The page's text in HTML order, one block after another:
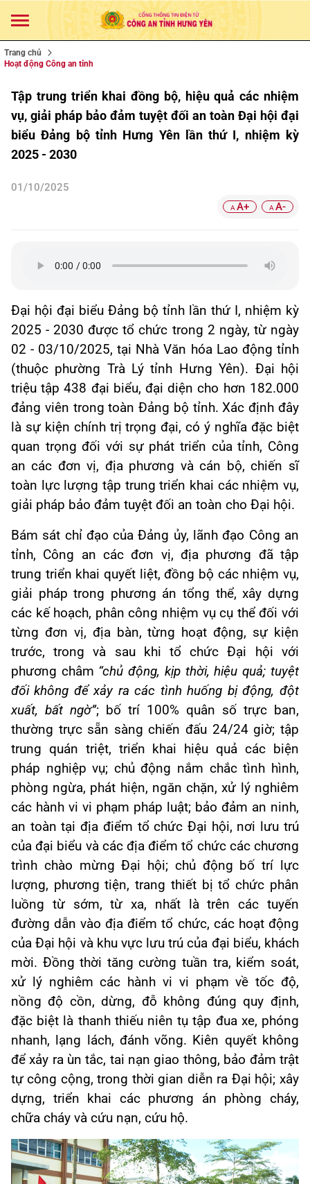
Trang chủ
Hoạt động Công an tỉnh
Tập trung triển khai đồng bộ, hiệu quả các nhiệm
vụ, giải pháp bảo đảm tuyệt đối an toàn Đại hội đại
biểu Đảng bộ tỉnh Hưng Yên lần thứ I, nhiệm kỳ
2025 - 2030
01/10/2025
A A+ A A-
Đại hội đại biểu Đảng bộ tỉnh lần thứ I, nhiệm kỳ
2025 - 2030 được tổ chức trong 2 ngày, từ ngày
02 - 03/10/2025, tại Nhà Văn hóa Lao động tỉnh
(thuộc phường Trà Lý tỉnh Hưng Yên). Đại hội
triệu tập 438 đại biểu, đại diện cho hơn 182.000
đảng viên trong toàn Đảng bộ tỉnh. Xác định đây
là sự kiện chính trị trọng đại, có ý nghĩa đặc biệt
quan trọng đối với sự phát triển của tỉnh, Công
an các đơn vị, địa phương và cán bộ, chiến sĩ
toàn lực lượng tập trung triển khai các nhiệm vụ,
giải pháp bảo đảm tuyệt đối an toàn cho Đại hội.
Bám sát chỉ đạo của Đảng ủy, lãnh đạo Công an
tỉnh, Công an các đơn vị, địa phương đã tập
trung triển khai quyết liệt, đồng bộ các nhiệm vụ,
giải pháp trong phương án tổng thể, xây dựng
các kế hoạch, phân công nhiệm vụ cụ thể đối với
từng đơn vị, địa bàn, từng hoạt động, sự kiện
trước, trong và sau khi tổ chức Đại hội với
phương châm “chủ động, kịp thời, hiệu quả; tuyệt
đối không để xảy ra các tình huống bị động, đột
xuất, bất ngờ”; bố trí 100% quân số trực ban,
thường trực sẵn sàng chiến đấu 24/24 giờ; tập
trung quán triệt, triển khai hiệu quả các biện
pháp nghiệp vụ; chủ động nắm chắc tình hình,
phòng ngừa, phát hiện, ngăn chặn, xử lý nghiêm
các hành vi vi phạm pháp luật; bảo đảm an ninh,
an toàn tại địa điểm tổ chức Đại hội, nơi lưu trú
của đại biểu và các địa điểm tổ chức các chương
trình chào mừng Đại hội; chủ động bố trí lực
lượng, phương tiện, trang thiết bị tổ chức phân
luồng từ sớm, từ xa, nhất là trên các tuyến
đường dẫn vào địa điểm tổ chức, các hoạt động
của Đại hội và khu vực lưu trú của đại biểu, khách
mời. Đồng thời tăng cường tuần tra, kiểm soát,
xử lý nghiêm các hành vi vi phạm về tốc độ,
nồng độ cồn, dừng, đỗ không đúng quy định,
đặc biệt là thanh thiếu niên tụ tập đua xe, phóng
nhanh, lạng lách, đánh võng. Kiên quyết không
để xảy ra ùn tắc, tai nạn giao thông, bảo đảm trật
tự công cộng, trong thời gian diễn ra Đại hội; xây
dựng, triển khai các phương án phòng cháy,
chữa cháy và cứu nạn, cứu hộ.